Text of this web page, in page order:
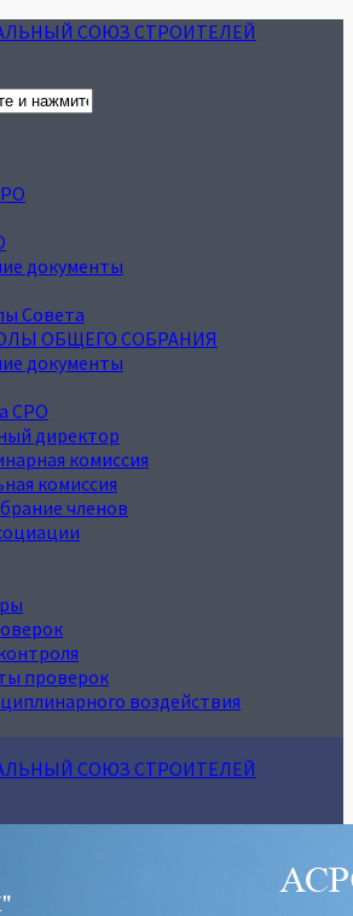
СОЮЗ СТРОИТЕЛЕЙ
документы
Совета
ОБЩЕГО СОБРАНИЯ
документы
СРО
директор
комиссия
комиссия
членов
проверок
воздействия
СОЮЗ СТРОИТЕЛЕЙ